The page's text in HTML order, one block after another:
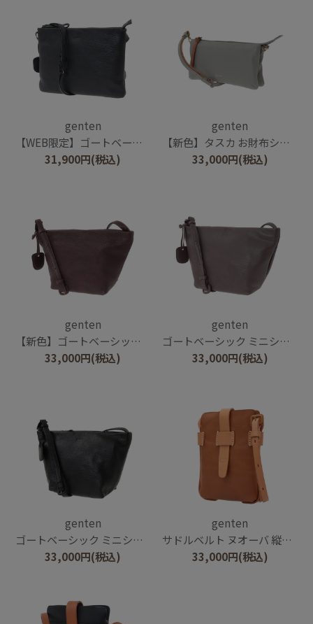
genten
【WEB限定】ゴートベーシック コンパクトショルダー
31,900円(税込)
genten
【新色】タスカ お財布ショルダー
33,000円(税込)
genten
【新色】ゴートベーシック ミニショルダー
33,000円(税込)
genten
ゴートベーシック ミニショルダー
33,000円(税込)
genten
ゴートベーシック ミニショルダー
33,000円(税込)
genten
サドルベルト ヌオーバ 縦型コンパクトショルダーバッグ
33,000円(税込)